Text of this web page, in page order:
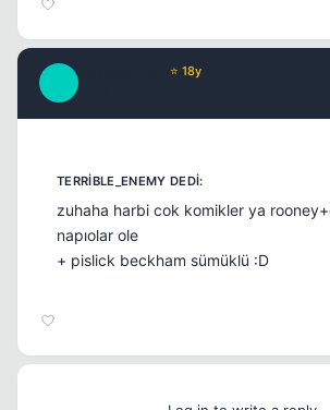
⭐ 18y
zuhaha harbi cok komikler ya
napıolar ole
+ pislick beckham sümüklü :D